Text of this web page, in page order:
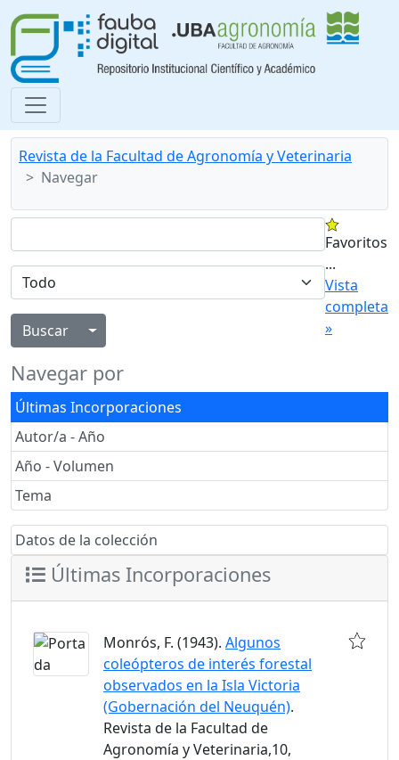
Revista de la Facultad de Agronomía y Veterinaria
Navegar
Alternar menú desplegable
Favoritos
...
Vista
completa
»
Navegar por
Últimas Incorporaciones
Autor/a - Año
Año - Volumen
Tema
Datos de la colección
Últimas Incorporaciones
Monrós, F. (1943). Algunos
coleópteros de interés forestal
observados en la Isla Victoria
(Gobernación del Neuquén).
Revista de la Facultad de
Agronomía y Veterinaria,10,